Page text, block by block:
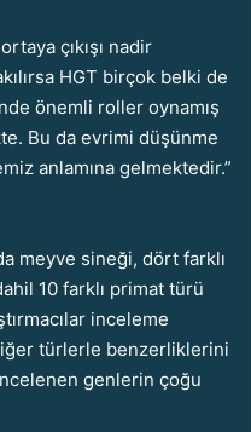
çıkışı nadir
HGT birçok belki de
önemli roller oynamış
Bu da evrimi düşünme
anlamına gelmektedir.”
meyve sineği, dört farklı
10 farklı primat türü
inceleme
türlerle benzerliklerini
genlerin çoğu